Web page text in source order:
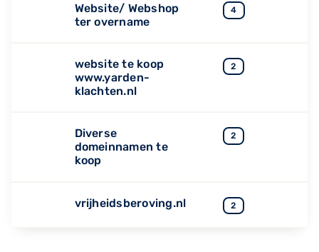
Website/ Webshop
ter overname
4
website te koop
www.yarden-
klachten.nl
2
Diverse
domeinnamen te
koop
2
vrijheidsberoving.nl 2